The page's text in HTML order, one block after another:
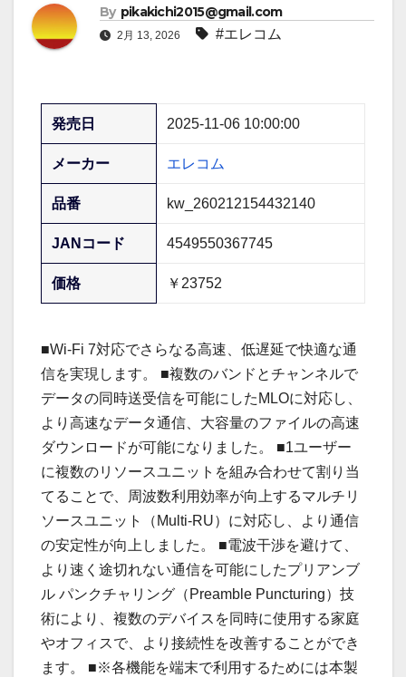
By pikakichi2015@gmail.com
2月 13, 2026 #エレコム
発売日 2025-11-06 10:00:00
メーカー エレコム
品番 kw_260212154432140
JANコード 4549550367745
価格 ￥23752
■Wi-Fi 7対応でさらなる高速、低遅延で快適な通
信を実現します。 ■複数のバンドとチャンネルで
データの同時送受信を可能にしたMLOに対応し、
より高速なデータ通信、大容量のファイルの高速
ダウンロードが可能になりました。 ■1ユーザー
に複数のリソースユニットを組み合わせて割り当
てることで、周波数利用効率が向上するマルチリ
ソースユニット（Multi-RU）に対応し、より通信
の安定性が向上しました。 ■電波干渉を避けて、
より速く途切れない通信を可能にしたプリアンブ
ル パンクチャリング（Preamble Puncturing）技
術により、複数のデバイスを同時に使用する家庭
やオフィスで、より接続性を改善することができ
ます。 ■※各機能を端末で利用するためには本製